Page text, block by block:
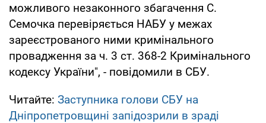
можливого незаконного збагачення С.
Семочка перевіряється НАБУ у межах
зареєстрованого ними кримінального
провадження за ч. 3 ст. 368-2 Кримінального
кодексу України", - повідомили в СБУ.
Читайте: Заступника голови СБУ на
Дніпропетровщині запідозрили в зраді